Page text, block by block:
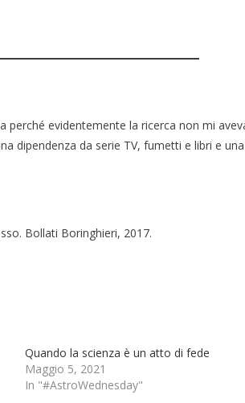
evidentemente la ricerca non mi
dipendenza da serie TV, fumetti e libri e una
Bollati Boringhieri, 2017.
Quando la scienza è un atto di fede
Maggio 5, 2021
In "#AstroWednesday"